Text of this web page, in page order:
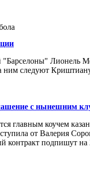
Лионель
ним следуют
с нынешним
главным коучем
от Валерия
контракт подпишут